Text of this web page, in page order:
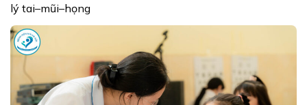
lý tai–mũi–họng